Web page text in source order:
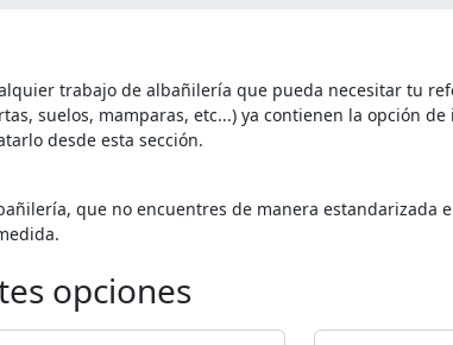
trabajo de albañilería que pueda necesitar tu
suelos, mamparas, etc...) ya contienen la opción
desde esta sección.
que no encuentres de manera estandarizada
opciones